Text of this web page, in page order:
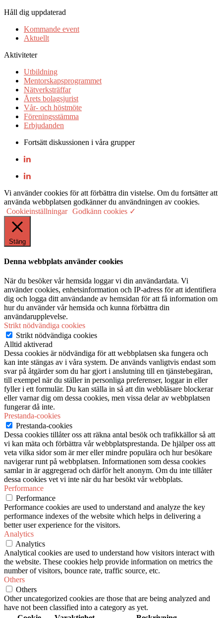
Håll dig uppdaterad
Kommande event
Aktuellt
Aktiviteter
Utbildning
Mentorskapsprogrammet
Nätverksträffar
Årets bolagsjurist
Vår- och höstmöte
Föreningsstämma
Erbjudanden
Fortsätt diskussionen i våra grupper
Vi använder cookies för att förbättra din vistelse. Om du fortsätter att
använda webbplatsen godkänner du användningen av cookies.
Cookieinställningar Godkänn cookies ✓
Stäng
Denna webbplats använder cookies
När du besöker vår hemsida loggar vi din användardata. Vi
använder cookies, enhetsinformation och IP-adress för att identifiera
dig och logga ditt användande av hemsidan för att få information om
hur du använder vår hemsida och kunna förbättra din
användarupplevelse.
Strikt nödvändiga cookies
Strikt nödvändiga cookies
Alltid aktiverad
Dessa cookies är nödvändiga för att webbplatsen ska fungera och
kan inte stängas av i våra system. De används vanligtvis endast som
svar på åtgärder som du har gjort i anslutning till en tjänstebegäran,
till exempel när du ställer in personliga preferenser, loggar in eller
fyller i ett formulär. Du kan ställa in så att din webbläsare blockerar
eller varnar dig om dessa cookies, men vissa delar av webbplatsen
fungerar då inte.
Prestanda-cookies
Prestanda-cookies
Dessa cookies tillåter oss att räkna antal besök och trafikkällor så att
vi kan mäta och förbättra vår webbplatsprestanda. De hjälper oss att
veta vilka sidor som är mer eller mindre populära och hur besökare
navigerar runt på webbplatsen. Informationen som dessa cookies
samlar in är aggregerad och därför helt anonym. Om du inte tillåter
dessa cookies vet vi inte när du har besökt vår webbplats.
Performance
Performance
Performance cookies are used to understand and analyze the key
performance indexes of the website which helps in delivering a
better user experience for the visitors.
Analytics
Analytics
Analytical cookies are used to understand how visitors interact with
the website. These cookies help provide information on metrics the
number of visitors, bounce rate, traffic source, etc.
Others
Others
Other uncategorized cookies are those that are being analyzed and
have not been classified into a category as yet.